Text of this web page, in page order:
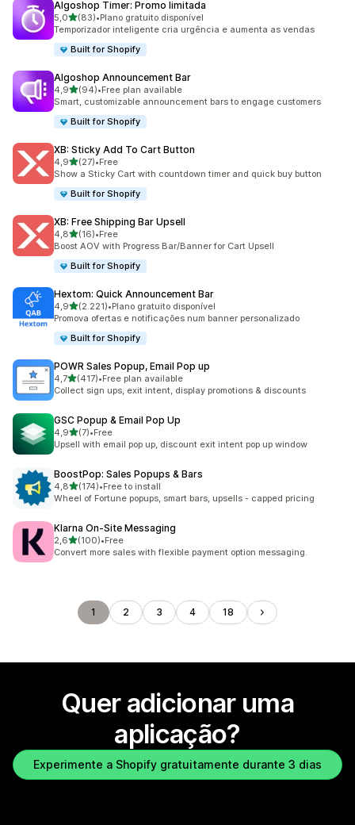
Algoshop Timer: Promo limitada
5,0de 5 estrelas
(83)
83 total de avaliações
•Plano gratuito disponível
Temporizador inteligente cria urgência e aumenta as vendas
Built for Shopify
Algoshop Announcement Bar
4,9de 5 estrelas
(94)
94 total de avaliações
•Free plan available
Smart, customizable announcement bars to engage customers
Built for Shopify
XB: Sticky Add To Cart Button
4,9de 5 estrelas
(27)
27 total de avaliações
•Free
Show a Sticky Cart with countdown timer and quick buy button
Built for Shopify
XB: Free Shipping Bar Upsell
4,8de 5 estrelas
(16)
16 total de avaliações
•Free
Boost AOV with Progress Bar/Banner for Cart Upsell
Built for Shopify
Hextom: Quick Announcement Bar
4,9de 5 estrelas
(2.221)
2221 total de avaliações
•Plano gratuito disponível
Promova ofertas e notificações num banner personalizado
Built for Shopify
POWR Sales Popup, Email Pop up
4,7de 5 estrelas
(417)
417 total de avaliações
•Free plan available
Collect sign ups, exit intent, display promotions & discounts
GSC Popup & Email Pop Up
4,9de 5 estrelas
(7)
7 total de avaliações
•Free
Upsell with email pop up, discount exit intent pop up window
BoostPop: Sales Popups & Bars
4,8de 5 estrelas
(174)
174 total de avaliações
•Free to install
Wheel of Fortune popups, smart bars, upsells - capped pricing
Klarna On‑Site Messaging
2,6de 5 estrelas
(100)
100 total de avaliações
•Free
Convert more sales with flexible payment option messaging.
1 2 3 4 18
Quer adicionar uma
aplicação?
Experimente a Shopify gratuitamente durante 3 dias